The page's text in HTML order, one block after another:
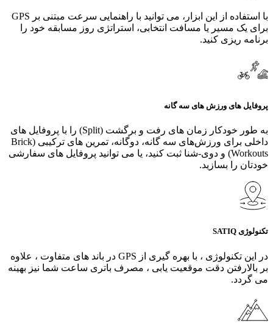
با استفاده از این ابزار، می‌ توانید با راهنمایی سرعت مبتنی بر GPS
برای یک مسیر یا مسافت انتخابی، استراتژی روز مسابقه خود را
برنامه‌ ریزی کنید.
پروفایل‌ های ورزش‌ های سه‌ گانه
به طور خودکار زمان‌ های رفت و برگشت (Split) را با پروفایل‌ های
داخلی برای ورزش‌های سه‌ گانه، دوگانه، تمرین‌ های ترکیبی (Brick
Workouts) و دوی-شنا ثبت کنید، یا می‌ توانید پروفایل‌ های سفارشی
خودتان را بسازید.
تکنولوژی SATIQ
در این تکنولوژی ، با بهره گیری از GPS در باند های متفاوت ، علاوه
بر بالارفتن دقت موقعیت یابی ، مصرف باتری ساعت شما نیز بهینه
می گردد.